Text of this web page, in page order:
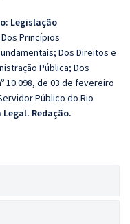
Legislação
Princípios
Dos Direitos e
Pública; Dos
10.098, de 03 de fevereiro
Público do Rio
Legal. Redação.